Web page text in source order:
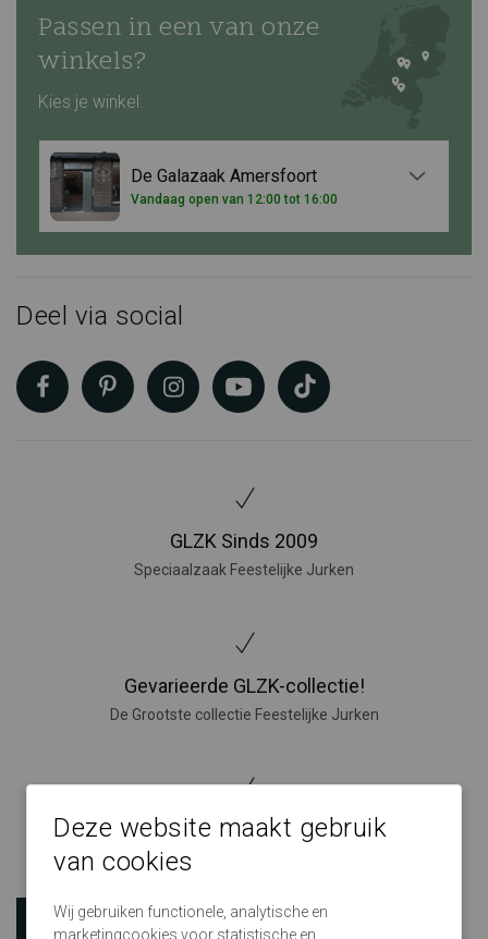
Passen in een van onze
winkels?
Kies je winkel:
De Galazaak Amersfoort
Vandaag open van 12:00 tot 16:00
Deel via social
GLZK Sinds 2009
Speciaalzaak Feestelijke Jurken
Gevarieerde GLZK-collectie!
De Grootste collectie Feestelijke Jurken
GLZK makkelijk te bereiken!
Grote winkels in Nijverdal, Amersfoort, Den Bosch en Eindhoven
Deze website maakt gebruik
van cookies
Wij gebruiken functionele, analytische en
marketingcookies voor statistische en